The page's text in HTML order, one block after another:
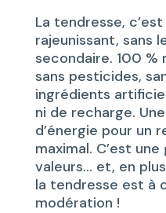
La tendresse,
rajeunissant, sans
secondaire. 100 %
sans pesticides,
ingrédients
ni de recharge.
d’énergie pour un
maximal. C’est
valeurs… et, en
la tendresse est à
modération !